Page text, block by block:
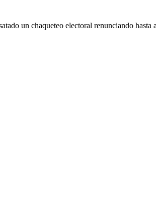
un chaqueteo electoral renunciando hasta